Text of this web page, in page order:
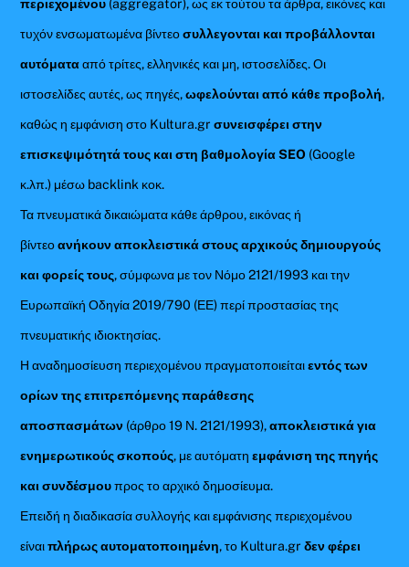
περιεχομένου (aggregator), ως εκ τούτου τα άρθρα, εικόνες και
τυχόν ενσωματωμένα βίντεοσυλλεγονται και προβάλλονται
αυτόματααπό τρίτες, ελληνικές και μη, ιστοσελίδες. Οι
ιστοσελίδες αυτές, ως πηγές,ωφελούνται από κάθε προβολή,
καθώς η εμφάνιση στο Kultura.gr συνεισφέρει στην
επισκεψιμότητά τους και στη βαθμολογία SEO (Google
κ.λπ.) μέσω backlink κοκ.
Τα πνευματικά δικαιώματα κάθε άρθρου, εικόνας ή
βίντεοανήκουν αποκλειστικά στους αρχικούς δημιουργούς
και φορείς τους, σύμφωνα με τον Νόμο 2121/1993 και την
Ευρωπαϊκή Οδηγία 2019/790 (ΕΕ) περί προστασίας της
πνευματικής ιδιοκτησίας.
Η αναδημοσίευση περιεχομένου πραγματοποιείταιεντός των
ορίων της επιτρεπόμενης παράθεσης
αποσπασμάτων (άρθρο 19 Ν. 2121/1993),αποκλειστικά για
ενημερωτικούς σκοπούς, με αυτόματηεμφάνιση της πηγής
και συνδέσμουπρος το αρχικό δημοσίευμα.
Επειδή η διαδικασία συλλογής και εμφάνισης περιεχομένου
είναιπλήρως αυτοματοποιημένη, το Kultura.grδεν φέρει